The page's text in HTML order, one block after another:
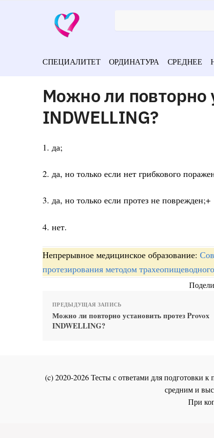
СПЕЦИАЛИТЕТ ОРДИНАТУРА СРЕДНЕЕ
Можно ли повторно
INDWELLING?
1. да;
2. да, но только если нет грибкового
3. да, но только если протез не поврежден;+
4. нет.
Непрерывное медицинское образование:
протезирования методом
ПРЕДЫДУЩАЯ ЗАПИСЬ
Можно ли повторно установить протез Provox
INDWELLING?
(c) 2020-2026 Тесты с ответами для подготовки
средним и
При